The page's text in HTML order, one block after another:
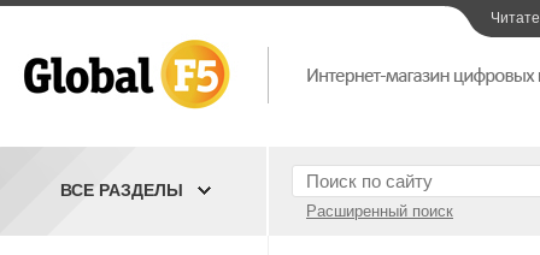
Расширенный поиск
ВСЕ РАЗДЕЛЫ